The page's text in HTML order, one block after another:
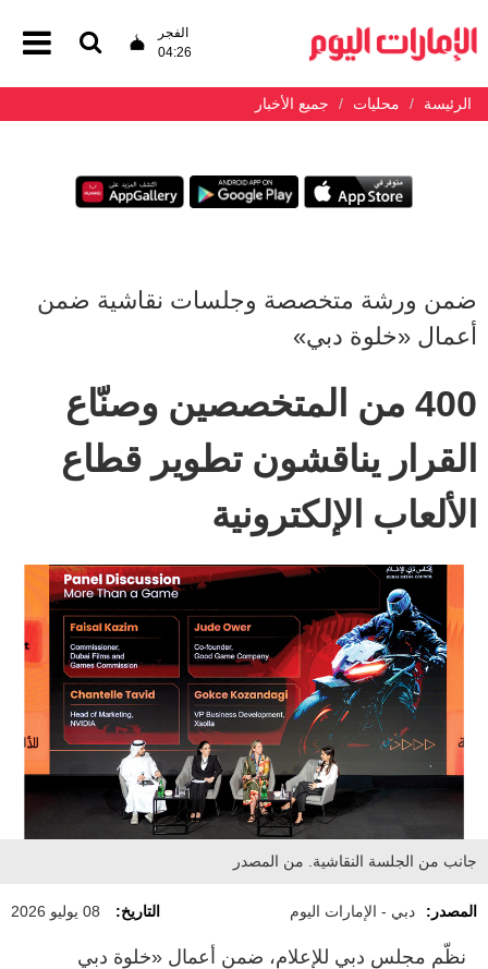
الفجر
04:26
الرئيسة محليات جميع الأخبار
ضمن ورشة متخصصة وجلسات نقاشية ضمن
أعمال «خلوة دبي»
400 من المتخصصين وصنّاع
القرار يناقشون تطوير قطاع
الألعاب الإلكترونية
جانب من الجلسة النقاشية. من المصدر
المصدر: دبي - الإمارات اليوم التاريخ: 08 يوليو 2026
نظّم مجلس دبي للإعلام، ضمن أعمال «خلوة دبي